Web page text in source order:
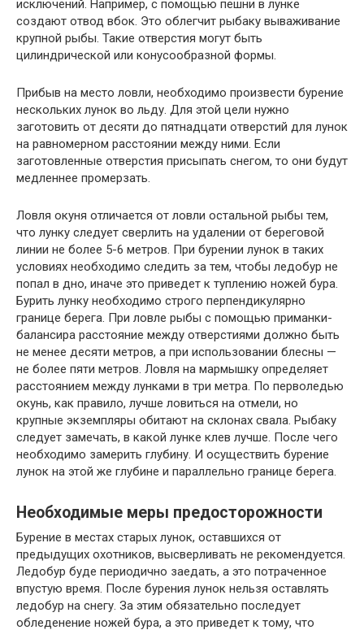
исключений. Например, с помощью пешни в лунке
создают отвод вбок. Это облегчит рыбаку вываживание
крупной рыбы. Такие отверстия могут быть
цилиндрической или конусообразной формы.
Прибыв на место ловли, необходимо произвести бурение
нескольких лунок во льду. Для этой цели нужно
заготовить от десяти до пятнадцати отверстий для лунок
на равномерном расстоянии между ними. Если
заготовленные отверстия присыпать снегом, то они будут
медленнее промерзать.
Ловля окуня отличается от ловли остальной рыбы тем,
что лунку следует сверлить на удалении от береговой
линии не более 5-6 метров. При бурении лунок в таких
условиях необходимо следить за тем, чтобы ледобур не
попал в дно, иначе это приведет к туплению ножей бура.
Бурить лунку необходимо строго перпендикулярно
границе берега. При ловле рыбы с помощью приманки-
балансира расстояние между отверстиями должно быть
не менее десяти метров, а при использовании блесны —
не более пяти метров. Ловля на мармышку определяет
расстоянием между лунками в три метра. По перволедью
окунь, как правило, лучше ловиться на отмели, но
крупные экземпляры обитают на склонах свала. Рыбаку
следует замечать, в какой лунке клев лучше. После чего
необходимо замерить глубину. И осуществить бурение
лунок на этой же глубине и параллельно границе берега.
Необходимые меры предосторожности
Бурение в местах старых лунок, оставшихся от
предыдущих охотников, высверливать не рекомендуется.
Ледобур буде периодично заедать, а это потраченное
впустую время. После бурения лунок нельзя оставлять
ледобур на снегу. За этим обязательно последует
обледенение ножей бура, а это приведет к тому, что